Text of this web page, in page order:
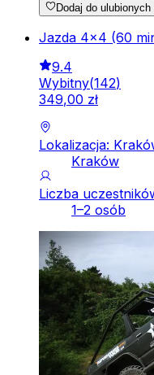
Dodaj do ulubionych
Jazda 4x4 (60
9.4
Wybitny(142)
349,00 zł
Lokalizacja:
Kraków
Liczba
1–2 osób